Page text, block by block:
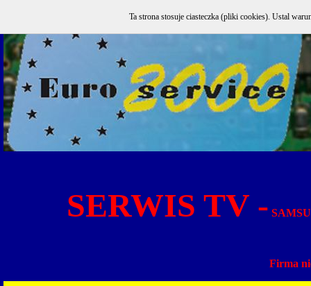
SERWIS TV -
Firma
Ta strona stosuje ciasteczka (pliki cookies). Ustal